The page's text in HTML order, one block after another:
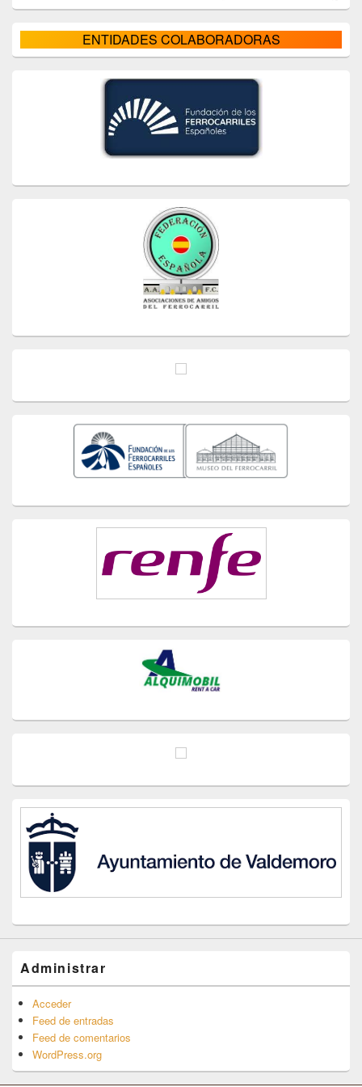
ENTIDADES COLABORADORAS
Administrar
Acceder
Feed de entradas
Feed de comentarios
WordPress.org